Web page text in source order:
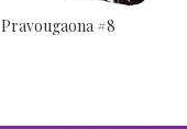
Pravougaona #8